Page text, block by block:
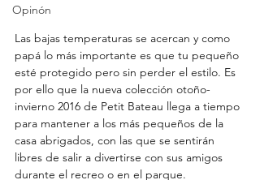
Opinón
Las bajas temperaturas se acercan y como
papá lo más importante es que tu pequeño
esté protegido pero sin perder el estilo. Es
por ello que la nueva colección otoño-
invierno 2016 de Petit Bateau llega a tiempo
para mantener a los más pequeños de la
casa abrigados, con las que se sentirán
libres de salir a divertirse con sus amigos
durante el recreo o en el parque.